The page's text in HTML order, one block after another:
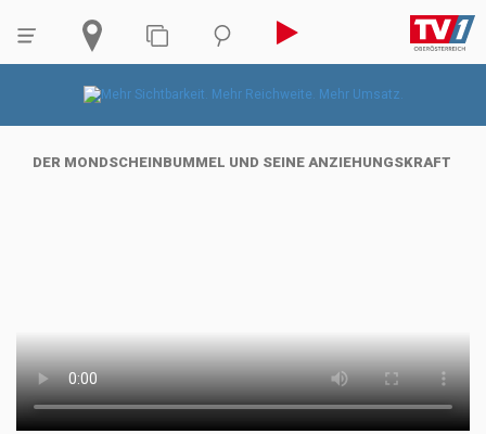
DER MONDSCHEINBUMMEL UND SEINE ANZIEHUNGSKRAFT